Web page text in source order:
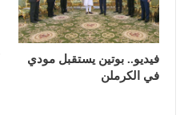
فيديو.. بوتين يستقبل مودي
في الكرملن